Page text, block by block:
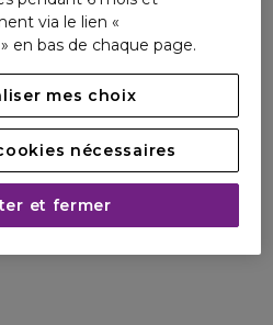
sa force dans la nature, à
et respectueuse de
via le lien «
en bas de chaque page.
mes choix
nécessaires
et fermer